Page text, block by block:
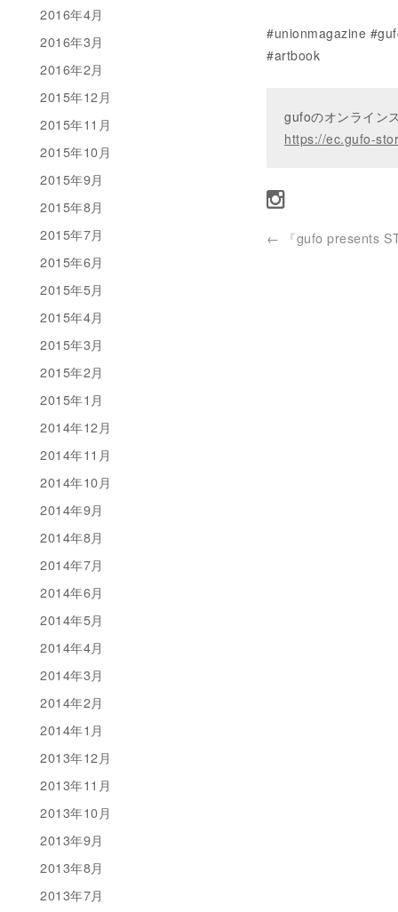
#unionmagazine
#artbook
gufoのオンライン
https://ec.gufo-
← 『gufo presents
2016年4月
2016年3月
2016年2月
2015年12月
2015年11月
2015年10月
2015年9月
2015年8月
2015年7月
2015年6月
2015年5月
2015年4月
2015年3月
2015年2月
2015年1月
2014年12月
2014年11月
2014年10月
2014年9月
2014年8月
2014年7月
2014年6月
2014年5月
2014年4月
2014年3月
2014年2月
2014年1月
2013年12月
2013年11月
2013年10月
2013年9月
2013年8月
2013年7月